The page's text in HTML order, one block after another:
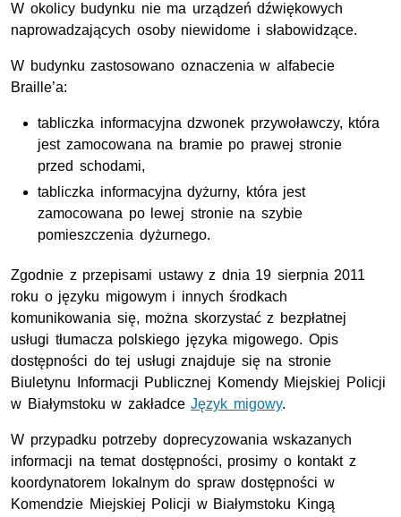
W okolicy budynku nie ma urządzeń dźwiękowych
naprowadzających osoby niewidome i słabowidzące.
W budynku zastosowano oznaczenia w alfabecie
Braille’a:
tabliczka informacyjna dzwonek przywoławczy, która
jest zamocowana na bramie po prawej stronie
przed schodami,
tabliczka informacyjna dyżurny, która jest
zamocowana po lewej stronie na szybie
pomieszczenia dyżurnego.
Zgodnie z przepisami ustawy z dnia 19 sierpnia 2011
roku o języku migowym i innych środkach
komunikowania się, można skorzystać z bezpłatnej
usługi tłumacza polskiego języka migowego. Opis
dostępności do tej usługi znajduje się na stronie
Biuletynu Informacji Publicznej Komendy Miejskiej Policji
w Białymstoku w zakładceJęzyk migowy.
W przypadku potrzeby doprecyzowania wskazanych
informacji na temat dostępności, prosimy o kontakt z
koordynatorem lokalnym do spraw dostępności w
Komendzie Miejskiej Policji w Białymstoku Kingą